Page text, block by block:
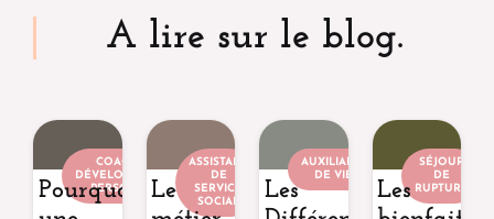
A lire sur le blog.
COACH EN
DÉVELOPPEMENT
PERSONNEL
Pourquoi
ASSISTANT
DE
SERVICE
SOCIAL
Le
AUXILIAIRE
DE VIE
Les
SÉJOUR
DE
RUPTURE
Les